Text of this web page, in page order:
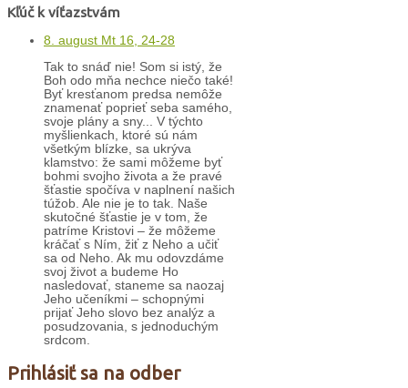
Kľúč k víťazstvám
8. august Mt 16, 24-28
Tak to snáď nie! Som si istý, že
Boh odo mňa nechce niečo také!
Byť kresťanom predsa nemôže
znamenať poprieť seba samého,
svoje plány a sny... V týchto
myšlienkach, ktoré sú nám
všetkým blízke, sa ukrýva
klamstvo: že sami môžeme byť
bohmi svojho života a že pravé
šťastie spočíva v naplnení našich
túžob. Ale nie je to tak. Naše
skutočné šťastie je v tom, že
patríme Kristovi – že môžeme
kráčať s Ním, žiť z Neho a učiť
sa od Neho. Ak mu odovzdáme
svoj život a budeme Ho
nasledovať, staneme sa naozaj
Jeho učeníkmi – schopnými
prijať Jeho slovo bez analýz a
posudzovania, s jednoduchým
srdcom.
Prihlásiť sa na odber